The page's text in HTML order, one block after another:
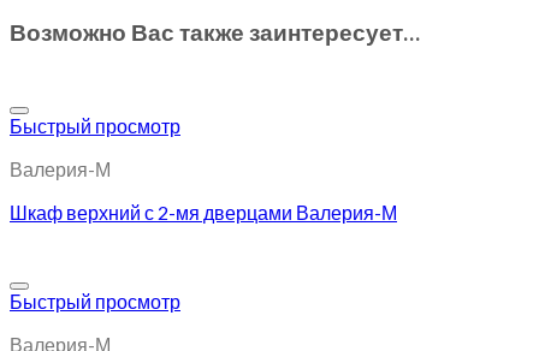
Возможно Вас также заинтересует…
Быстрый просмотр
Валерия-М
Шкаф верхний с 2-мя дверцами Валерия-М
Быстрый просмотр
Валерия-М